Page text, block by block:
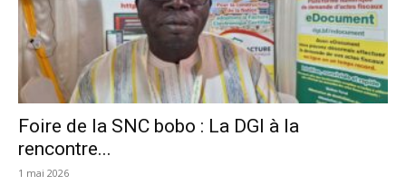
Foire de la SNC bobo : La DGI à la
rencontre...
1 mai 2026